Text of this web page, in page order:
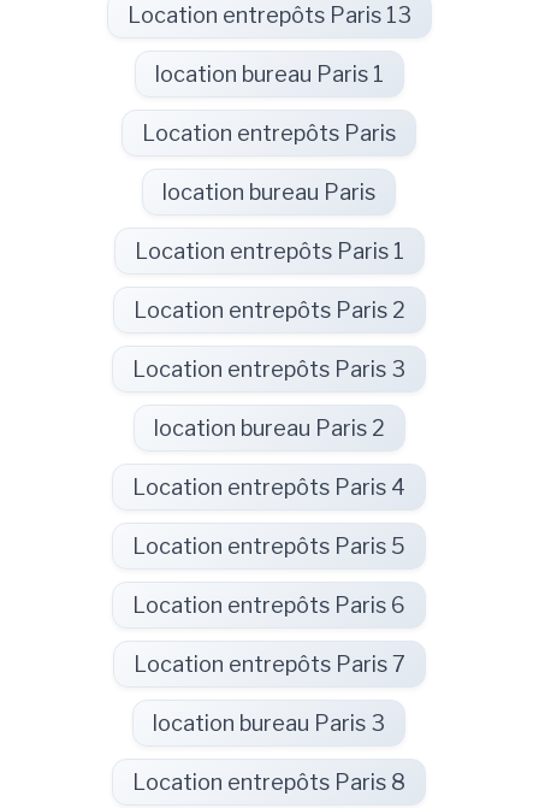
Location entrepôts Paris 13
location bureau Paris 1
Location entrepôts Paris
location bureau Paris
Location entrepôts Paris 1
Location entrepôts Paris 2
Location entrepôts Paris 3
location bureau Paris 2
Location entrepôts Paris 4
Location entrepôts Paris 5
Location entrepôts Paris 6
Location entrepôts Paris 7
location bureau Paris 3
Location entrepôts Paris 8